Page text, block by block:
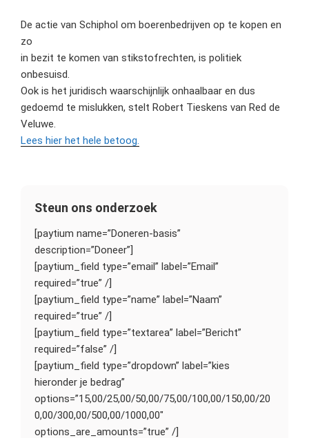
De actie van Schiphol om boerenbedrijven op te kopen en
zo
in bezit te komen van stikstofrechten, is politiek
onbesuisd.
Ook is het juridisch waarschijnlijk onhaalbaar en dus
gedoemd te mislukken, stelt Robert Tieskens van Red de
Veluwe.
Lees hier het hele betoog.
Steun ons onderzoek
[paytium name=”Doneren-basis”
description=”Doneer”]
[paytium_field type=”email” label=”Email”
required=”true” /]
[paytium_field type=”name” label=”Naam”
required=”true” /]
[paytium_field type=”textarea” label=”Bericht”
required=”false” /]
[paytium_field type=”dropdown” label=”kies
hieronder je bedrag”
options=”15,00/25,00/50,00/75,00/100,00/150,00/20
0,00/300,00/500,00/1000,00″
options_are_amounts=”true” /]